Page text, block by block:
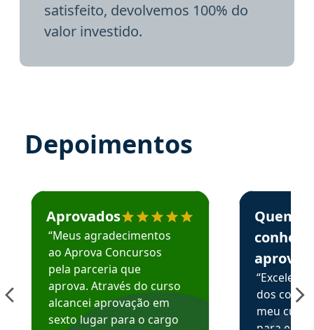
satisfeito, devolvemos 100% do
valor investido.
Depoimentos
Estudante José recomenda o Aprova Concursos em
Aprovados
“Meus agradecimentos
ao Aprova Concursos
pela parceria que
aprova. Através do curso
alcancei aprovação em
sexto lugar para o cargo
Estudante
Quem
aprova
dos
meu